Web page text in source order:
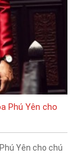
Phú Yên cho
Yên cho chú